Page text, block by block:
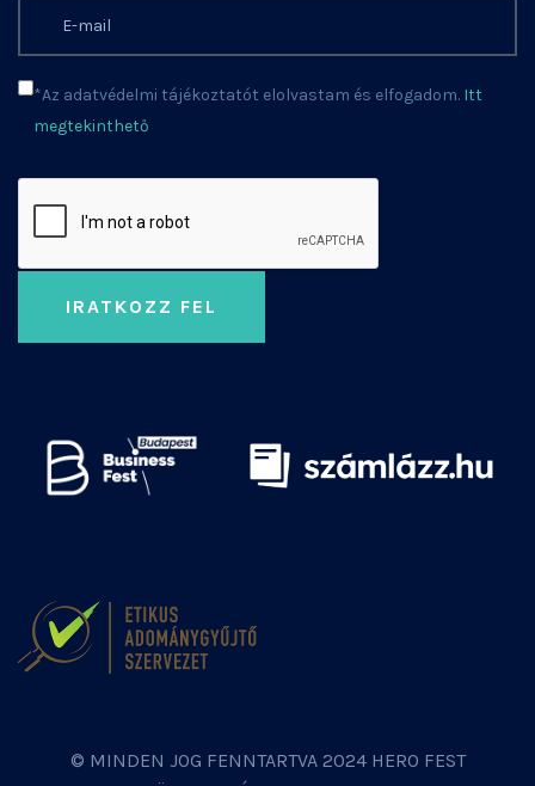
*Az adatvédelmi tájékoztatót elolvastam és elfogadom. Itt
megtekinthető
IRATKOZZ FEL
© MINDEN JOG FENNTARTVA 2024 HERO FEST